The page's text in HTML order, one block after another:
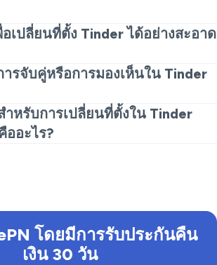
ตั้งแอป เชื่อมต่อกับเซิร์ฟเวอร์ แล้วเปิด
นเดิม.
เวอร์ในระยะใกล้ก่อน จากนั้นเปิดแอป
นการโหลด ให้เปลี่ยนเซิร์ฟเวอร์หนึ่ง
ายที่สุดในการจัดการกับปัญหา VPN
ดยไม่เสียเวลา.
อเปลี่ยนที่ตั้ง Tinder ได้อย่างสะอาด
หน่งที่คุณต้องการ จากนั้นเปิดแอปใหม่ นี่
เพื่อเปลี่ยนที่ตั้ง Tinder ในทางที่ง่าย
ำได้.
รจับคู่หรือการมองเห็นใน Tinder
สิ่งที่ Tinder เห็นในเรื่องที่ตั้ง ดังนั้นอาจมี
ณถูกแสดง แต่ในแง่ของการใช้งานพื้น
หรับการเปลี่ยนที่ตั้งใน Tinder
อะไร?
โดยมีการรับประกันคืน
เงิน 30 วัน